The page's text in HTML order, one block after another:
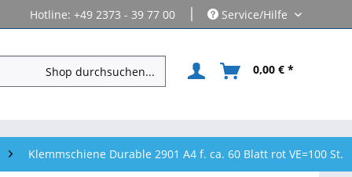
Hotline: +49 2373 - 39 77 00 | Service/Hilfe
0,00 € *
Klemmschiene Durable 2901 A4 f. ca. 60 Blatt rot VE=100 St.